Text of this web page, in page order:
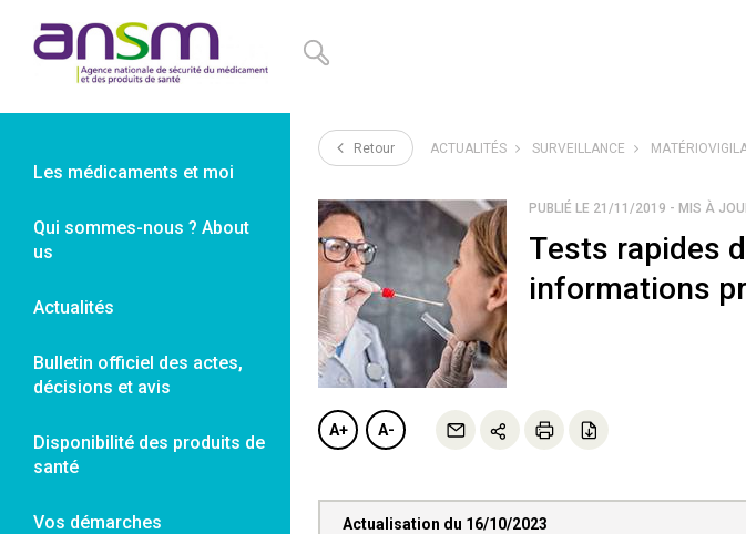
Les médicaments et moi
Qui sommes-nous ? About
us
Actualités
Bulletin officiel des actes,
décisions et avis
Disponibilité des produits de
santé
Vos démarches
Retour ACTUALITÉS SURVEILLANCE
PUBLIÉ LE 21/11/2019 - MIS À
Tests rapides
informations
A+ A-
Actualisation du 16/10/2023